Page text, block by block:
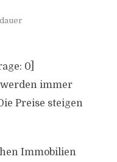
0]
immer
Preise steigen
Immobilien